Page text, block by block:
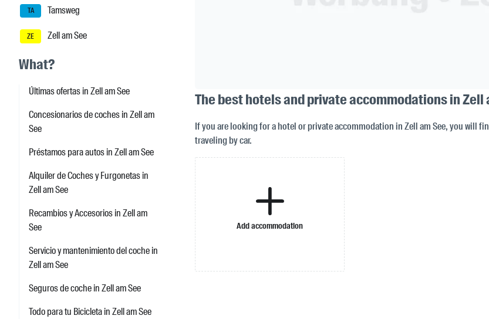
TA Tamsweg
ZE Zell am See
What?
Últimas ofertas in Zell am See
Concesionarios de coches in Zell am
See
Préstamos para autos in Zell am See
Alquiler de Coches y Furgonetas in
Zell am See
Recambios y Accesorios in Zell am
See
Servicio y mantenimiento del coche in
Zell am See
Seguros de coche in Zell am See
Todo para tu Bicicleta in Zell am See
The best hotels and private accommodations in Zell
If you are looking for a hotel or private accommodation in Zell am See, you will
traveling by car.
Add accommodation